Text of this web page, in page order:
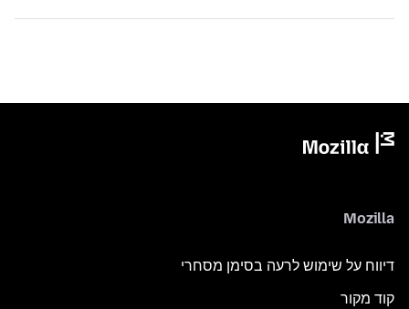
Mozilla
דיווח על שימוש לרעה בסימן מסחרי
קוד מקור